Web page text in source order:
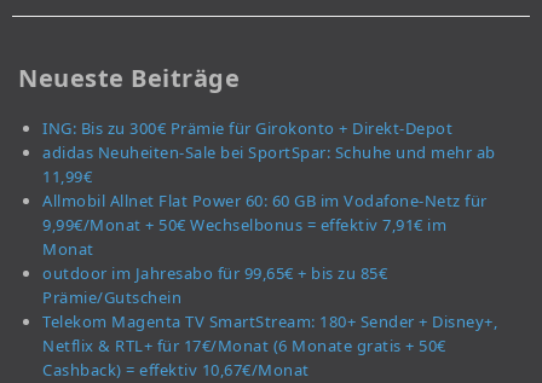
Neueste Beiträge
ING: Bis zu 300€ Prämie für Girokonto + Direkt-Depot
adidas Neuheiten-Sale bei SportSpar: Schuhe und mehr ab
11,99€
Allmobil Allnet Flat Power 60: 60 GB im Vodafone-Netz für
9,99€/Monat + 50€ Wechselbonus = effektiv 7,91€ im
Monat
outdoor im Jahresabo für 99,65€ + bis zu 85€
Prämie/Gutschein
Telekom Magenta TV SmartStream: 180+ Sender + Disney+,
Netflix & RTL+ für 17€/Monat (6 Monate gratis + 50€
Cashback) = effektiv 10,67€/Monat